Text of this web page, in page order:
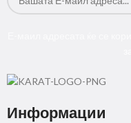
Информации